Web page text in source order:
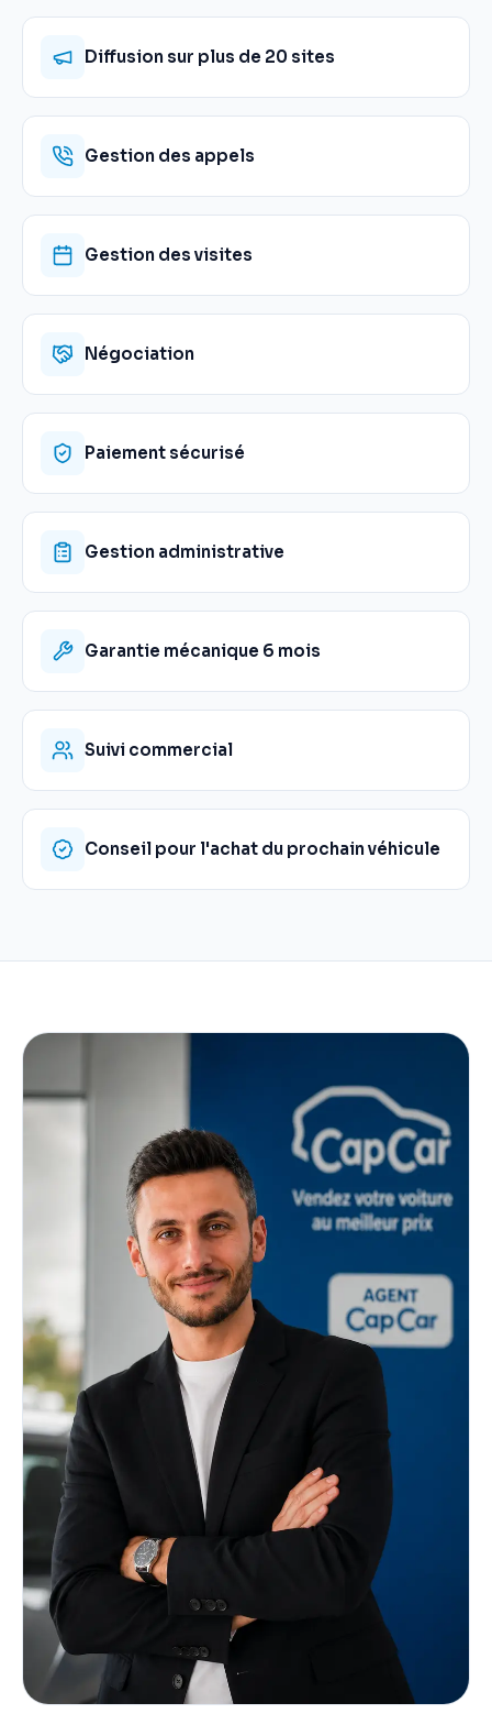
Diffusion sur plus de 20 sites
Gestion des appels
Gestion des visites
Négociation
Paiement sécurisé
Gestion administrative
Garantie mécanique 6 mois
Suivi commercial
Conseil pour l'achat du prochain véhicule